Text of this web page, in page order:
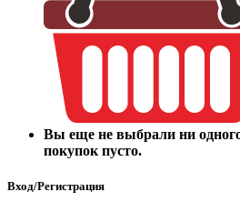
Вы еще не выбрали ни
покупок пусто.
Вход/Регистрация